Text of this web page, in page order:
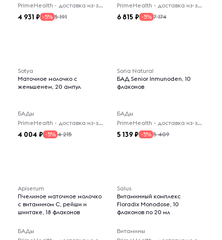
PrimeHealth - доставка из-за рубежа
4 931 -5% 5 191
PrimeHealth - доставка из-за рубежа
6 815 -5% 7 174
Sotya
Маточное молочко с
женьшенем, 20 ампул
БАДы
PrimeHealth - доставка из-за рубежа
4 004 -5% 4 215
Soria Natural
БАД Senior Inmunoden, 10
флаконов
БАДы
PrimeHealth - доставка из-за рубежа
5 139 -5% 5 409
Apiserum
Пчелиное маточное молочко
с витамином С, рейши и
шиитаке, 18 флаконов
БАДы
Salus
Витаминный комплекс
Floradix Monodose, 10
флаконов по 20 мл
Витамины